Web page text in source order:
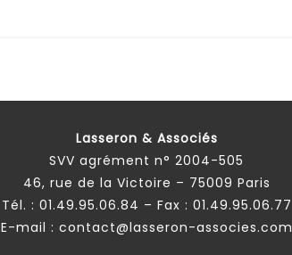
Lasseron & Associés
SVV agrément n° 2004-505
46, rue de la Victoire – 75009 Paris
Tél. : 01.49.95.06.84 – Fax : 01.49.95.06.77
E-mail : contact@lasseron-associes.com